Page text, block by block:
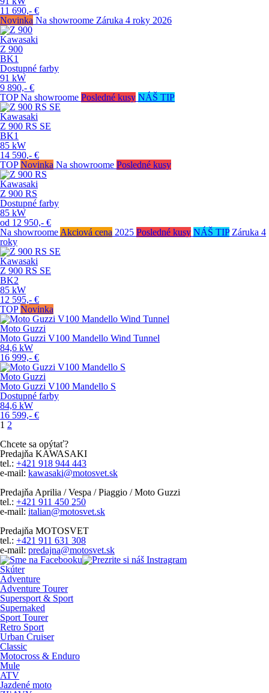
11 690,- €
Novinka Na showroome Záruka 4 roky 2026
Kawasaki
Z 900
BK1
Dostupné farby
91 kW
9 890,- €
TOP Na showroome Posledné kusy NÁŠ TIP
Kawasaki
Z 900 RS SE
BK1
85 kW
14 590,- €
TOP Novinka Na showroome Posledné kusy
Kawasaki
Z 900 RS
Dostupné farby
85 kW
od 12 950,- €
Na showroome Akciová cena 2025 Posledné kusy NÁŠ TIP Záruka 4
roky
Kawasaki
Z 900 RS SE
BK2
85 kW
12 595,- €
TOP Novinka
Moto Guzzi
Moto Guzzi V100 Mandello Wind Tunnel
84,6 kW
16 999,- €
Moto Guzzi
Moto Guzzi V100 Mandello S
Dostupné farby
84,6 kW
16 599,- €
1 2
Chcete sa opýtať?
Predajňa KAWASAKI
tel.: +421 918 944 443
e-mail: kawasaki@motosvet.sk
Predajňa Aprilia / Vespa / Piaggio / Moto Guzzi
tel.: +421 911 450 250
e-mail: italian@motosvet.sk
Predajňa MOTOSVET
tel.: +421 911 631 308
e-mail: predajna@motosvet.sk
Skúter
Adventure
Adventure Tourer
Supersport & Sport
Supernaked
Sport Tourer
Retro Sport
Urban Cruiser
Classic
Motocross & Enduro
Mule
ATV
Jazdené moto